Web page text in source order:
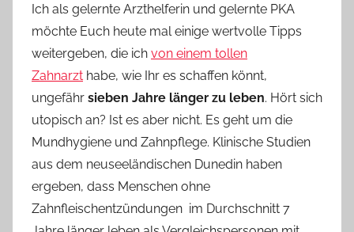
mehr
n
Y
v
o
n
n
e
Ich als gelernte Arzthelferin und gelernte PKA
möchte Euch heute mal einige wertvolle Tipps
weitergeben, die ich von einem tollen
Zahnarzt habe, wie Ihr es schaffen könnt,
ungefähr sieben Jahre länger zu leben. Hört sich
utopisch an? Ist es aber nicht. Es geht um die
Mundhygiene und Zahnpflege. Klinische Studien
aus dem neuseeländischen Dunedin haben
ergeben, dass Menschen ohne
Zahnfleischentzündungen im Durchschnitt 7